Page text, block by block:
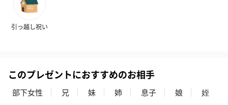
おつまみ・その他
引っ越し祝い
このプレゼントにおすすめのお相手
部下女性 兄 妹 姉 息子 娘
姪